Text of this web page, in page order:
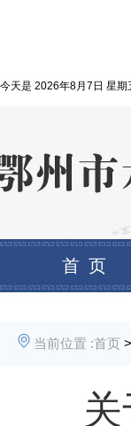
今天是 2026年8月7日 星期
首 页
当前位置 :首页 >